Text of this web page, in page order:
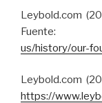
Leybold.com
us/history/our-
Leybold.com
https://